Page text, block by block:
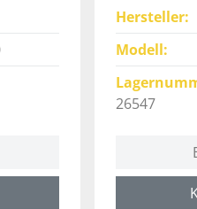
Hersteller
Modell
26547